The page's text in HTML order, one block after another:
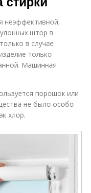
неэффективной,
штор в
в случае
только
Машинная
порошок или
не было особо
хлор.